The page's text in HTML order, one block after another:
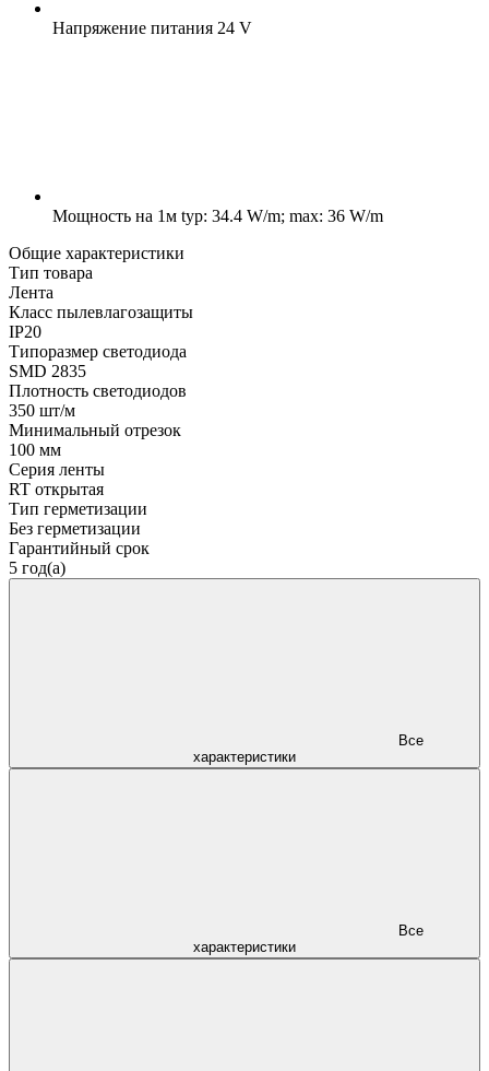
Напряжение питания 24 V
Мощность на 1м typ: 34.4 W/m; max: 36 W/m
Общие характеристики
Тип товара
Лента
Класс пылевлагозащиты
IP20
Типоразмер светодиода
SMD 2835
Плотность светодиодов
350 шт/м
Минимальный отрезок
100 мм
Серия ленты
RT открытая
Тип герметизации
Без герметизации
Гарантийный срок
5 год(а)
характеристики
характеристики